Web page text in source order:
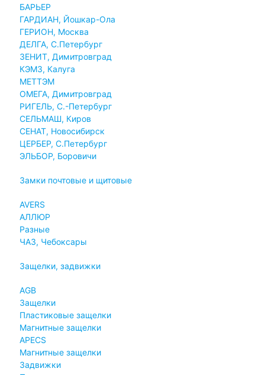
БАРЬЕР
ГАРДИАН, Йошкар-Ола
ГЕРИОН, Москва
ДЕЛГА, С.Петербург
ЗЕНИТ, Димитровград
КЭМЗ, Калуга
МЕТТЭМ
ОМЕГА, Димитровград
РИГЕЛЬ, С.-Петербург
СЕЛЬМАШ, Киров
СЕНАТ, Новосибирск
ЦЕРБЕР, С.Петербург
ЭЛЬБОР, Боровичи
Замки почтовые и щитовые
AVERS
АЛЛЮР
Разные
ЧАЗ, Чебоксары
Защелки, задвижки
AGB
Защелки
Пластиковые защелки
Магнитные защелки
APECS
Магнитные защелки
Задвижки